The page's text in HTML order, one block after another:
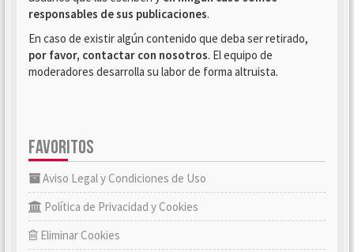
responsables de sus publicaciones.
En caso de existir algún contenido que deba ser retirado,
por favor, contactar con nosotros. El equipo de
moderadores desarrolla su labor de forma altruista.
FAVORITOS
Aviso Legal y Condiciones de Uso
Política de Privacidad y Cookies
Eliminar Cookies